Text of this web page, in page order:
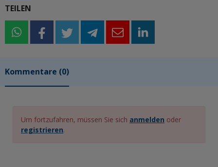
TEILEN
whatsapp
whatsappfacebooktwitter telegram email
Kommentare (0)
Um fortzufahren, müssen Sie sich anmelden oder
registrieren.